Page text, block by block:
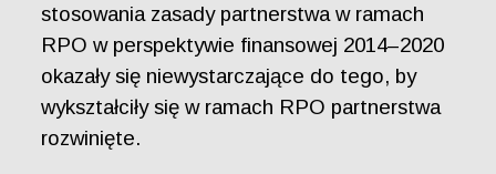
stosowania zasady partnerstwa w ramach
RPO w perspektywie finansowej 2014–2020
okazały się niewystarczające do tego, by
wykształciły się w ramach RPO partnerstwa
rozwinięte.